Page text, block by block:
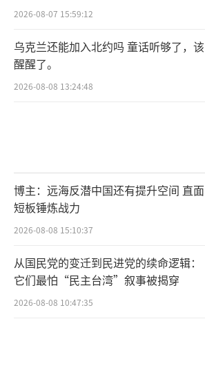
2026-08-07 15:59:12
乌克兰还能加入北约吗 童话听够了，该
醒醒了。
2026-08-08 13:24:48
博主：远海反潜中国还有提升空间 直面
短板锤炼战力
2026-08-08 15:10:37
从国民党的变迁到民进党的续命逻辑：
它们最怕“民主台湾”叙事被揭穿
2026-08-08 10:47:35